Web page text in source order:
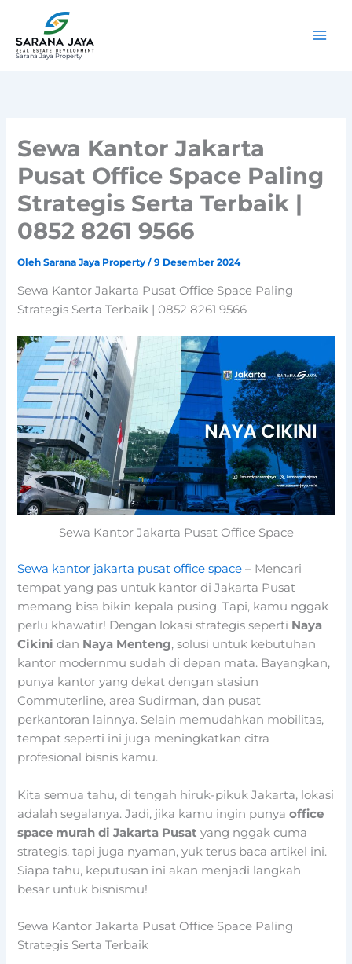
konten
Sarana Jaya Property
Sewa Kantor Jakarta
Pusat Office Space Paling
Strategis Serta Terbaik |
0852 8261 9566
OlehSarana Jaya Property/9 Desember 2024
Sewa Kantor Jakarta Pusat Office Space Paling
Strategis Serta Terbaik | 0852 8261 9566
Sewa Kantor Jakarta Pusat Office Space
Sewa kantor jakarta pusat office space – Mencari
tempat yang pas untuk kantor di Jakarta Pusat
memang bisa bikin kepala pusing. Tapi, kamu nggak
perlu khawatir! Dengan lokasi strategis seperti Naya
Cikini dan Naya Menteng, solusi untuk kebutuhan
kantor modernmu sudah di depan mata. Bayangkan,
punya kantor yang dekat dengan stasiun
Commuterline, area Sudirman, dan pusat
perkantoran lainnya. Selain memudahkan mobilitas,
tempat seperti ini juga meningkatkan citra
profesional bisnis kamu.
Kita semua tahu, di tengah hiruk-pikuk Jakarta, lokasi
adalah segalanya. Jadi, jika kamu ingin punyaoffice
space murah di Jakarta Pusat yang nggak cuma
strategis, tapi juga nyaman, yuk terus baca artikel ini.
Siapa tahu, keputusan ini akan menjadi langkah
besar untuk bisnismu!
Sewa Kantor Jakarta Pusat Office Space Paling
Strategis Serta Terbaik